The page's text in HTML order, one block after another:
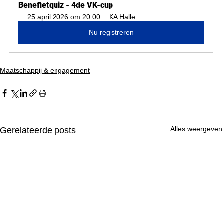
Benefietquiz - 4de VK-cup
25 april 2026 om 20:00
KA Halle
Nu registreren
Maatschappij & engagement
Gerelateerde posts Alles weergeven